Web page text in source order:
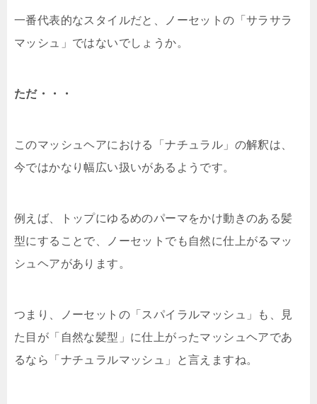
一番代表的なスタイルだと、ノーセットの「サラサラ
マッシュ」ではないでしょうか。
ただ・・・
このマッシュヘアにおける「ナチュラル」の解釈は、
今ではかなり幅広い扱いがあるようです。
例えば、トップにゆるめのパーマをかけ動きのある髪
型にすることで、ノーセットでも自然に仕上がるマッ
シュヘアがあります。
つまり、ノーセットの「スパイラルマッシュ」も、見
た目が「自然な髪型」に仕上がったマッシュヘアであ
るなら「ナチュラルマッシュ」と言えますね。